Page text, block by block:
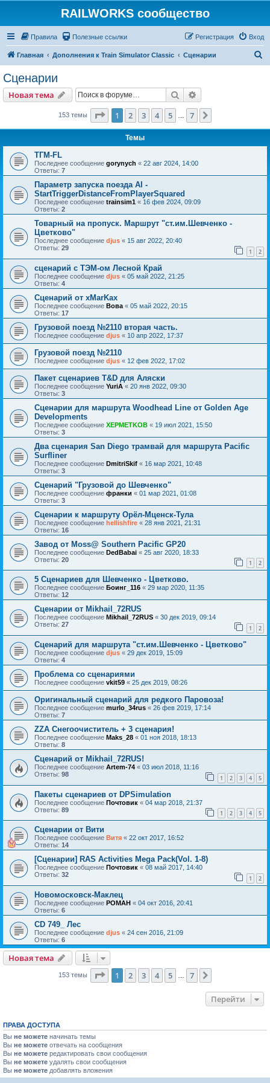
RAILWORKS сообщество
Правила Полезные ссылки Вход
Регистрация
Главная Дополнения к Train Simulator Classic Сценарии
Сценарии
Новая тема Поиск
153 темы Страница из
1 2 3 4 5 7
Темы
ТГМ-FL
Последнее сообщение gorynych « 22 авг 2024, 14:00
Ответы: 7
Параметр запуска поезда AI -
StartTriggerDistanceFromPlayerSquared
Последнее сообщение trainsim1 « 16 фев 2024, 09:09
Ответы: 2
Товарный на пропуск. Маршрут "ст.им.Шевченко -
Цветково"
Последнее сообщение djus « 15 авг 2022, 20:40
Ответы: 29 1 2
сценарий с ТЭМ-ом Лесной Край
Последнее сообщение djus « 05 май 2022, 21:25
Ответы: 4
Сценарий от xMarKax
Последнее сообщение Вова « 05 май 2022, 20:15
Ответы: 17
Грузовой поезд №2110 вторая часть.
Последнее сообщение djus « 10 апр 2022, 17:37
Грузовой поезд №2110
Последнее сообщение djus « 12 фев 2022, 17:02
Пакет сценариев T&D для Аляски
Последнее сообщение YuriA « 20 янв 2022, 09:30
Ответы: 3
Сценарии для маршрута Woodhead Line от Golden Age
Developments
Последнее сообщение XEPMETKOB « 19 июл 2021, 15:50
Ответы: 3
Два сценария San Diego трамвай для маршрута Pacific
Surfliner
Последнее сообщение DmitriSkif « 16 мар 2021, 10:48
Ответы: 3
Сценарий "Грузовой до Шевченко"
Последнее сообщение франки « 01 мар 2021, 01:08
Ответы: 3
Сценарии к маршруту Орёл-Мценск-Тула
Последнее сообщение hellishfire « 28 янв 2021, 21:31
Ответы: 16
Завод от Moss@ Southern Pacific GP20
Последнее сообщение DedBabai « 25 авг 2020, 18:33
Ответы: 20 1 2
5 Сценариев для Шевченко - Цветково.
Последнее сообщение Боинг_116 « 29 мар 2020, 11:35
Ответы: 12
Сценарии от Mikhail_72RUS
Последнее сообщение Mikhail_72RUS « 30 дек 2019, 09:14
Ответы: 27 1 2
Сценарий для маршрута "ст.им.Шевченко - Цветково"
Последнее сообщение djus « 29 дек 2019, 15:09
Ответы: 4
Проблема со сценариями
Последнее сообщение vkit59 « 25 дек 2019, 08:26
Оригинальный сценарий для редкого Паровоза!
Последнее сообщение murlo_34rus « 26 фев 2019, 17:14
Ответы: 7
ZZA Снегоочиститель + 3 сценария!
Последнее сообщение Maks_28 « 01 ноя 2018, 18:13
Ответы: 8
Сценарий от Mikhail_72RUS!
Последнее сообщение Artem-74 « 03 июл 2018, 11:16
Ответы: 98 1 2 3 4 5
Пакеты сценариев от DPSimulation
Последнее сообщение Почтовик « 04 мар 2018, 21:37
Ответы: 89 1 2 3 4 5
Сценарии от Вити
Последнее сообщение Витя « 22 окт 2017, 16:52
Ответы: 14
[Сценарии] RAS Activities Mega Pack(Vol. 1-8)
Последнее сообщение Почтовик « 08 май 2017, 14:40
Ответы: 32 1 2
Новомосковск-Маклец
Последнее сообщение POMAH « 04 окт 2016, 20:41
Ответы: 6
CD 749_ Лес
Последнее сообщение djus « 24 сен 2016, 21:09
Ответы: 6
Новая тема
153 темы Страница из
1 2 3 4 5 7
Перейти
ПРАВА ДОСТУПА
Вы не можете начинать темы
Вы не можете отвечать на сообщения
Вы не можете редактировать свои сообщения
Вы не можете удалять свои сообщения
Вы не можете добавлять вложения